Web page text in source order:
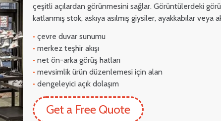
çeşitli açılardan görünmesini sağlar. Görüntülerdeki
katlanmış stok, askıya asılmış giysiler, ayakkabılar veya
• çevre duvar sunumu
• merkez teşhir akışı
• net ön-arka görüş hatları
• mevsimlik ürün düzenlemesi için alan
• dengeleyici açık dolaşım
Get a Free Quote